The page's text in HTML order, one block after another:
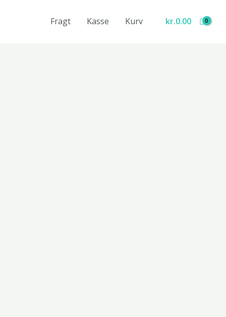
Fragt Kasse Kurv kr.0.00